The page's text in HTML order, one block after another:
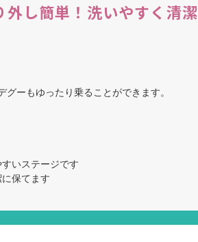
外し簡単！洗いやすく清潔
ーもゆったり乗ることができます。
いステージです
保てます